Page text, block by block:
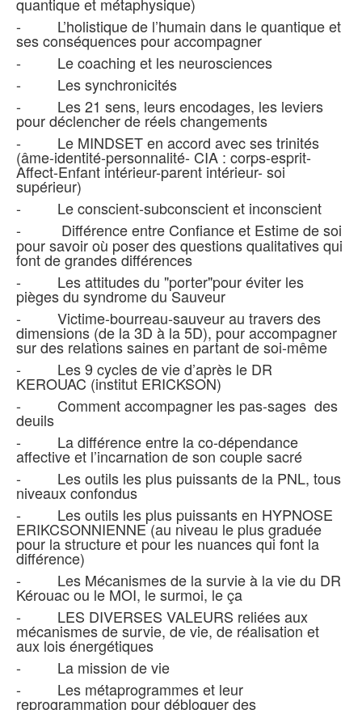
- L’holistique de l’humain dans le quantique et
ses conséquences pour accompagner
- Le coaching et les neurosciences
- Les synchronicités
- Les 21 sens, leurs encodages, les leviers
pour déclencher de réels changements
- Le MINDSET en accord avec ses trinités
(âme-identité-personnalité- CIA : corps-esprit-
Affect-Enfant intérieur-parent intérieur- soi
supérieur)
- Le conscient-subconscient et inconscient
-
Différence entre Confiance et Estime de soi
pour savoir où poser des questions qualitatives qui
font de grandes différences
- Les attitudes du "porter"pour éviter les
pièges du syndrome du Sauveur
- Victime-bourreau-sauveur au travers des
dimensions (de la 3D à la 5D), pour accompagner
sur des relations saines en partant de soi-même
- Les 9 cycles de vie d’après le DR
KEROUAC (institut ERICKSON)
- Comment accompagner les pas-sages des
deuils
- La différence entre la co-dépendance
affective et l’incarnation de son couple sacré
- Les outils les plus puissants de la PNL, tous
niveaux confondus
- Les outils les plus puissants en HYPNOSE
ERIKCSONNIENNE (au niveau le plus graduée
pour la structure et pour les nuances qui font la
différence)
- Les Mécanismes de la survie à la vie du DR
Kérouac ou le MOI, le surmoi, le ça
- LES DIVERSES VALEURS reliées aux
mécanismes de survie, de vie, de réalisation et
aux lois énergétiques
- La mission de vie
- Les métaprogrammes et leur
reprogrammation pour débloquer des